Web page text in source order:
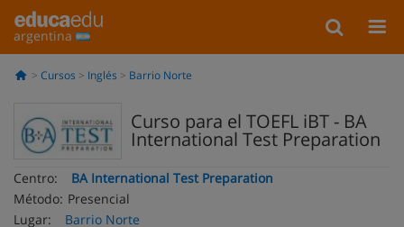
argentina
Cursos Inglés Barrio Norte
Curso para el TOEFL iBT - BA
International Test Preparation
Centro:
BA International Test Preparation
Método: Presencial
Lugar:
Barrio Norte